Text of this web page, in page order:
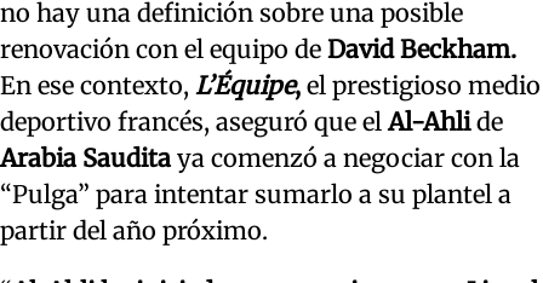
no hay una definición sobre una posible
renovación con el equipo de David Beckham.
En ese contexto, L’Équipe, el prestigioso medio
deportivo francés, aseguró que elAl-Ahlide
Arabia Saudita ya comenzó a negociar con la
“Pulga” para intentar sumarlo a su plantel a
partir del año próximo.